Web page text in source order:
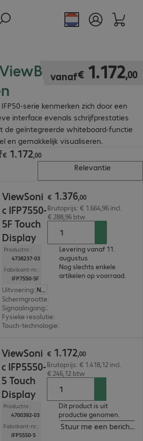
IFP50
serie kenmerken zich door een
interface evenals schrijfprestaties
de geïntegreerde whiteboard-functie
en gemakkelijk visualiseren.
vanaf€ 1.172,00
€ 1.172,00
€ 1.172,00
€ 1.172,00
Relevantie
ViewSoni
c IFP7550-
5F Touch
Display
Productnr.:
4738237-03
Fabrikant-nr.:
IFP7550-5F
Uitvoering:
Nederland
Schermgrootte:
Signaalingang:
Fysieke resolutie:
Touch-technologie:
€ 1.376,00
Brutoprijs: € 1.664,96 incl.
€ 288,96 btw
Levering vanaf 11.
augustus
Nog slechts enkele
artikelen op voorraad.
ViewSoni
c IFP5550-
5 Touch
Display
Productnr.:
4700392-03
Fabrikant-nr.:
IFP5550-5
€ 1.172,00
Brutoprijs: € 1.418,12 incl.
€ 246,12 btw
Dit product is uit
productie genomen.
Stuur me een bericht